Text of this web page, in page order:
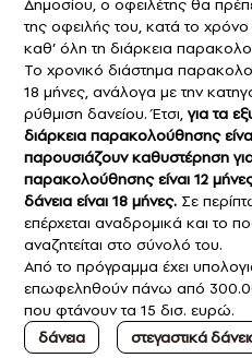
Δημοσίου, ο οφειλέτης θα
της οφειλής του, κατά το χρόνο
καθ’ όλη τη διάρκεια
Το χρονικό διάστημα
18 μήνες, ανάλογα με την
ρύθμιση δανείου. Έτσι, για τα
διάρκεια παρακολούθησης
παρουσιάζουν καθυστέρηση
παρακολούθησης είναι 12
δάνεια είναι 18 μήνες. Σε
επέρχεται αναδρομικά και το
αναζητείται στο σύνολό του.
Από το πρόγραμμα έχει
επωφεληθούν πάνω από
που φτάνουν τα 15 δισ. ευρώ.
δάνεια
στεγαστικά